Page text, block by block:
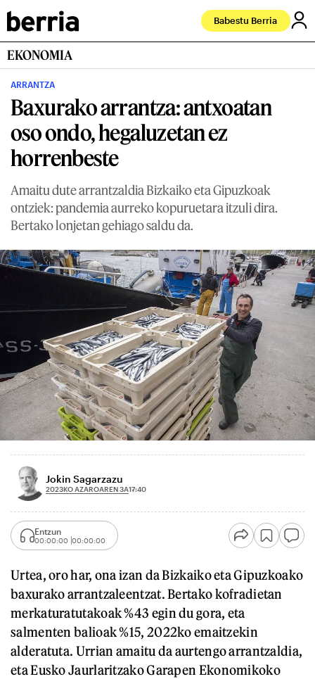
Babestu Berria
EKONOMIA
ARRANTZA
Baxurako arrantza: antxoatan
oso ondo, hegaluzetan ez
horrenbeste
Amaitu dute arrantzaldia Bizkaiko eta Gipuzkoak
ontziek: pandemia aurreko kopuruetara itzuli dira.
Bertako lonjetan gehiago saldu da.
Jokin Sagarzazu
2023KO AZAROAREN 3A17:40
Entzun
00:00:00 00:00:00
Urtea, oro har, ona izan da Bizkaiko eta Gipuzkoako
baxurako arrantzaleentzat. Bertako kofradietan
merkaturatutakoak %43 egin du gora, eta
salmenten balioak %15, 2022ko emaitzekin
alderatuta. Urrian amaitu da aurtengo arrantzaldia,
eta Eusko Jaurlaritzako Garapen Ekonomikoko